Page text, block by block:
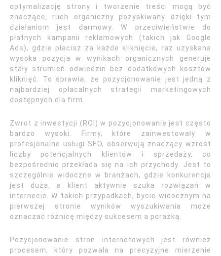
optymalizację strony i tworzenie treści mogą być
znaczące, ruch organiczny pozyskiwany dzięki tym
działaniom jest darmowy. W przeciwieństwie do
płatnych kampanii reklamowych (takich jak Google
Ads), gdzie płacisz za każde kliknięcie, raz uzyskana
wysoka pozycja w wynikach organicznych generuje
stały strumień odwiedzin bez dodatkowych kosztów
kliknięć. To sprawia, że pozycjonowanie jest jedną z
najbardziej opłacalnych strategii marketingowych
dostępnych dla firm.
Zwrot z inwestycji (ROI) w pozycjonowanie jest często
bardzo wysoki. Firmy, które zainwestowały w
profesjonalne usługi SEO, obserwują znaczący wzrost
liczby potencjalnych klientów i sprzedaży, co
bezpośrednio przekłada się na ich przychody. Jest to
szczególnie widoczne w branżach, gdzie konkurencja
jest duża, a klient aktywnie szuka rozwiązań w
internecie. W takich przypadkach, bycie widocznym na
pierwszej stronie wyników wyszukiwania może
oznaczać różnicę między sukcesem a porażką.
Pozycjonowanie stron internetowych jest również
procesem, który pozwala na precyzyjne mierzenie